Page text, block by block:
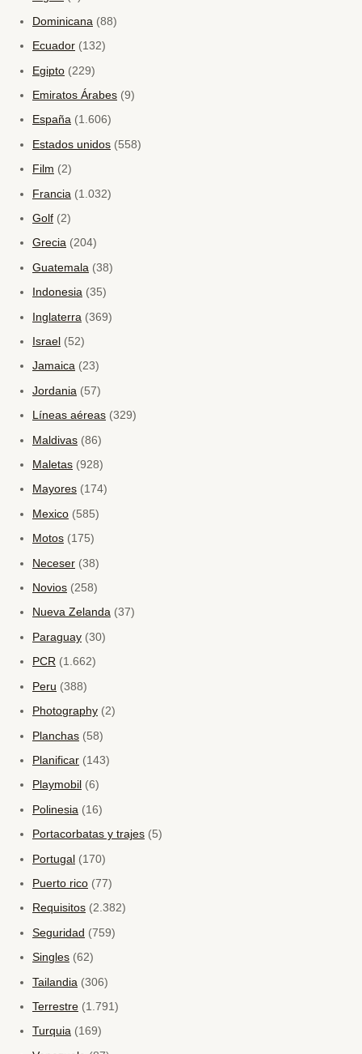
Dominicana (88)
Ecuador (132)
Egipto (229)
Emiratos Árabes (9)
España (1.606)
Estados unidos (558)
Film (2)
Francia (1.032)
Golf (2)
Grecia (204)
Guatemala (38)
Indonesia (35)
Inglaterra (369)
Israel (52)
Jamaica (23)
Jordania (57)
Líneas aéreas (329)
Maldivas (86)
Maletas (928)
Mayores (174)
Mexico (585)
Motos (175)
Neceser (38)
Novios (258)
Nueva Zelanda (37)
Paraguay (30)
PCR (1.662)
Peru (388)
Photography (2)
Planchas (58)
Planificar (143)
Playmobil (6)
Polinesia (16)
Portacorbatas y trajes (5)
Portugal (170)
Puerto rico (77)
Requisitos (2.382)
Seguridad (759)
Singles (62)
Tailandia (306)
Terrestre (1.791)
Turquia (169)